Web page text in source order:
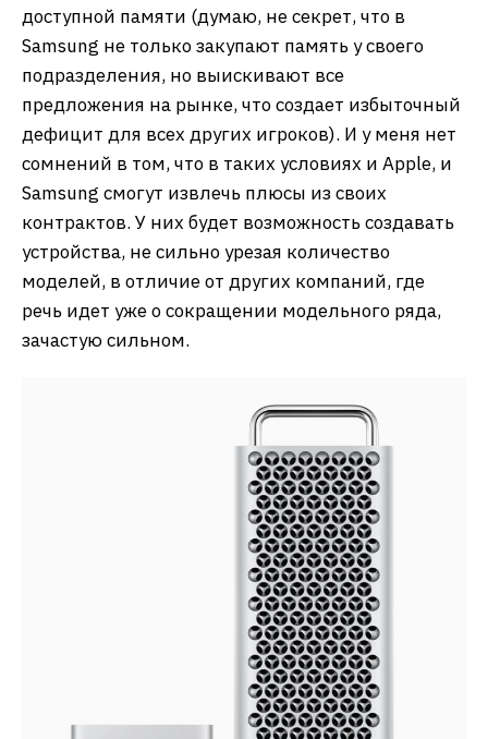
доступной памяти (думаю, не секрет, что в
Samsung не только закупают память у своего
подразделения, но выискивают все
предложения на рынке, что создает избыточный
дефицит для всех других игроков). И у меня нет
сомнений в том, что в таких условиях и Apple, и
Samsung смогут извлечь плюсы из своих
контрактов. У них будет возможность создавать
устройства, не сильно урезая количество
моделей, в отличие от других компаний, где
речь идет уже о сокращении модельного ряда,
зачастую сильном.